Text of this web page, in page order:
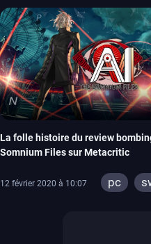
La folle histoire du review
Somnium Files sur Metacritic
12 février 2020 à 10:07 pc